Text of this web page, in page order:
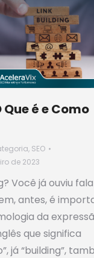
é e Como
, SEO
de 2023
Você já ouviu
antes, é
da
que significa
já “building”,